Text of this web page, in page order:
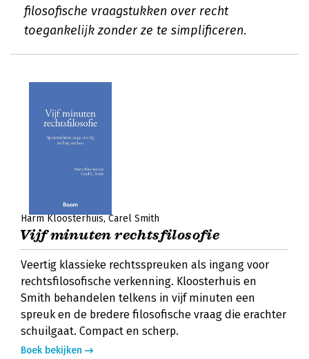
filosofische vraagstukken over recht
toegankelijk zonder ze te simplificeren.
Harm Kloosterhuis Carel Smith
Vijf minuten rechtsfilosofie
Veertig klassieke rechtsspreuken als ingang voor
rechtsfilosofische verkenning. Kloosterhuis en
Smith behandelen telkens in vijf minuten een
spreuk en de bredere filosofische vraag die erachter
schuilgaat. Compact en scherp.
Boek bekijken